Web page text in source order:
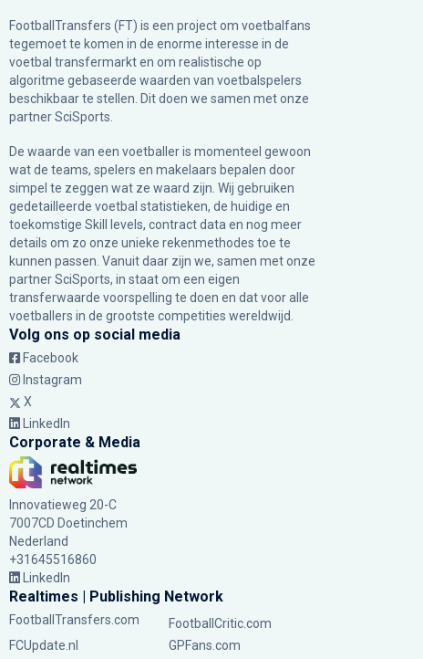
FootballTransfers (FT) is een project om voetbalfans
tegemoet te komen in de enorme interesse in de
voetbal transfermarkt en om realistische op
algoritme gebaseerde waarden van voetbalspelers
beschikbaar te stellen. Dit doen we samen met onze
partnerSciSports
De waarde van een voetballer is momenteel gewoon
wat de teams, spelers en makelaars bepalen door
simpel te zeggen wat ze waard zijn. Wij gebruiken
gedetailleerde voetbal statistieken, de huidige en
toekomstige Skill levels, contract data en nog meer
details om zo onze unieke rekenmethodes toe te
kunnen passen. Vanuit daar zijn we, samen met onze
partner SciSports, in staat om een eigen
transferwaarde voorspelling te doen en dat voor alle
voetballers in de grootste competities wereldwijd.
Volg ons op social media
Facebook
Instagram
X
LinkedIn
Corporate & Media
Innovatieweg 20-C
7007CD Doetinchem
Nederland
+31645516860
LinkedIn
Realtimes | Publishing Network
FootballTransfers.com
FootballCritic.com
FCUpdate.nl
GPFans.com